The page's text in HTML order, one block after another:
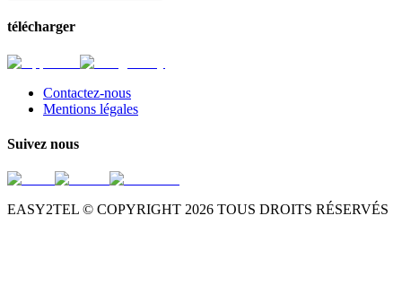
télécharger
Contactez-nous
Mentions légales
Suivez nous
EASY2TEL © COPYRIGHT 2026 TOUS DROITS RÉSERVÉS